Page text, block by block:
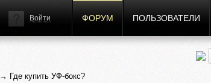
Войти ФОРУМ ПОЛЬЗОВАТЕЛИ
→ Где купить УФ-бокс?